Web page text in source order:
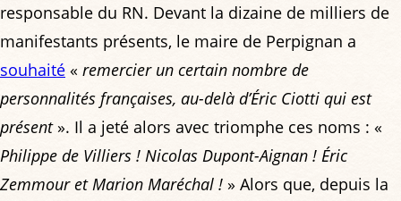
responsable du RN. Devant la dizaine de milliers de
manifestants présents, le maire de Perpignan a
souhaité « remercier un certain nombre de
personnalités françaises, au-delà d’Éric Ciotti qui est
présent». Il a jeté alors avec triomphe ces noms : «
Philippe de Villiers ! Nicolas Dupont-Aignan ! Éric
Zemmour et Marion Maréchal ! » Alors que, depuis la